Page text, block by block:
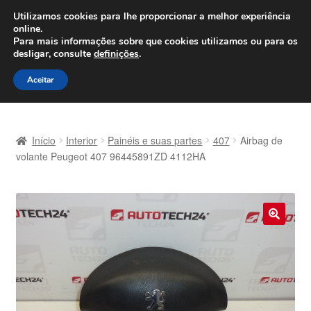
ENVIO a partir de 7 EUR
Seg-Sex, das 9h às 16h800 500 967
Ir
para
a
Saltar
para
o
Carrinho
Envio para todo o planeta
Minha conta
Início Interior Painéis e suas partes 407
Airbag de
volante Peugeot 407 96445891ZD 4112HA
Utilizamos cookies para lhe proporcionar a melhor experiência
online.
Para mais informações sobre que cookies utilizamos ou para os
desligar, consulte definições.
Aceitar